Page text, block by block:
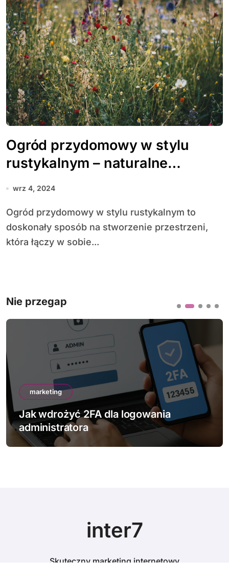
Ogród przydomowy w stylu
rustykalnym – naturalne
materiały i prostota
wrz 4, 2024
Ogród przydomowy w stylu rustykalnym to
doskonały sposób na stworzenie przestrzeni,
która łączy w sobie...
Nie przegap
marketing
Jak wdrożyć 2FA dla logowania
administratora
inter7
Skuteczny marketing internetowy